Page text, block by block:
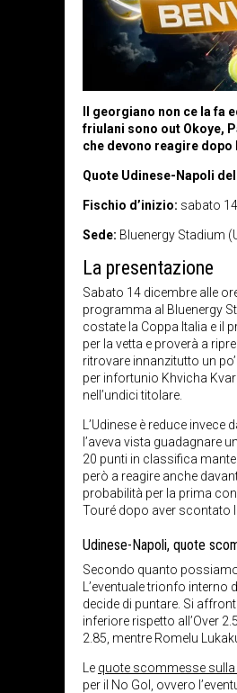
Il georgiano non ce la fa
friulani sono out Okoye,
che devono reagire dopo
Quote Udinese-Napoli
Fischio d’inizio: sabato
Sede: Bluenergy Stadium
La presentazione
Sabato 14 dicembre alle
programma al Bluenergy
costate la Coppa Italia e il
per la vetta e proverà a
ritrovare innanzitutto un
per infortunio Khvicha
nell’undici titolare.
L’Udinese è reduce
l’aveva vista guadagnare
20 punti in classifica
però a reagire anche
probabilità per la prima
Touré dopo aver scontato
Udinese-Napoli, quote
Secondo quanto
L’eventuale trionfo interno
decide di puntare. Si
inferiore rispetto all’Over
2.85, mentre Romelu
Le quote scommesse sulla
per il No Gol, ovvero